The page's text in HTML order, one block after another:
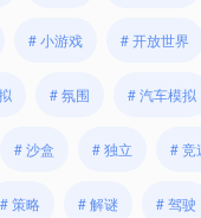
# 小游戏 # 开放世界
# 氛围 # 汽车模拟
# 沙盒 # 独立 # 竞
# 策略 # 解谜 # 驾驶